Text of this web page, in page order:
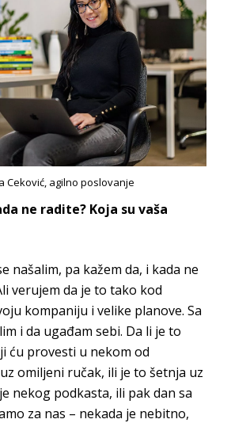
Ceković, agilno poslovanje
ne radite? Koja su vaša
našalim, pa kažem da, i kada ne
verujem da je to tako kod
kompaniju i velike planove. Sa
i da ugađam sebi. Da li je to
ću provesti u nekom od
omiljeni ručak, ili je to šetnja uz
nekog podkasta, ili pak dan sa
za nas – nekada je nebitno,